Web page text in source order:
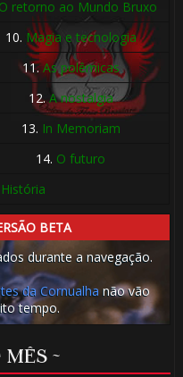
O retorno ao Mundo Bruxo
10. Magia e tecnologia
11.As polêmicas
12.A nostalgia
13. In Memoriam
14. O futuro
BETA
durante a navegação.
da Cornualha não vão
tempo.
MÊS ~
🎈
🎂
⚡